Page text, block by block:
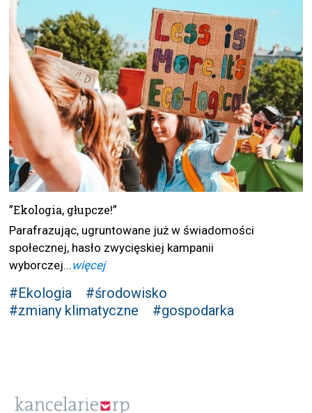
”Ekologia, głupcze!”
Parafrazując, ugruntowane już w świadomości
społecznej, hasło zwycięskiej kampanii
wyborczej... więcej
#Ekologia
#środowisko
#zmiany klimatyczne
#gospodarka